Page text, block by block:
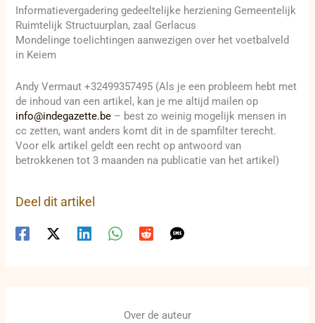
Informatievergadering gedeeltelijke herziening Gemeentelijk
Ruimtelijk Structuurplan, zaal Gerlacus
Mondelinge toelichtingen aanwezigen over het voetbalveld
in Keiem
Andy Vermaut +32499357495 (Als je een probleem hebt met
de inhoud van een artikel, kan je me altijd mailen op
info@indegazette.be – best zo weinig mogelijk mensen in
cc zetten, want anders komt dit in de spamfilter terecht.
Voor elk artikel geldt een recht op antwoord van
betrokkenen tot 3 maanden na publicatie van het artikel)
Deel dit artikel
Over de auteur